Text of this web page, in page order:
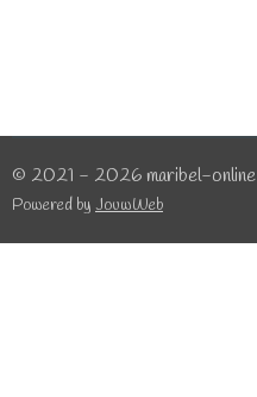
© 2021 - 2026 maribel-online
Powered by JouwWeb